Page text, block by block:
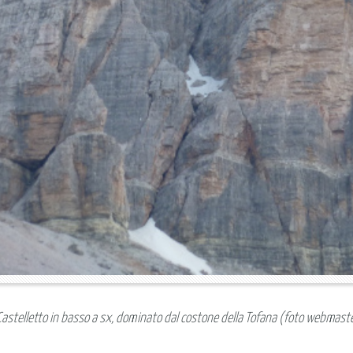
in basso a sx, dominato dal costone della Tofana (foto